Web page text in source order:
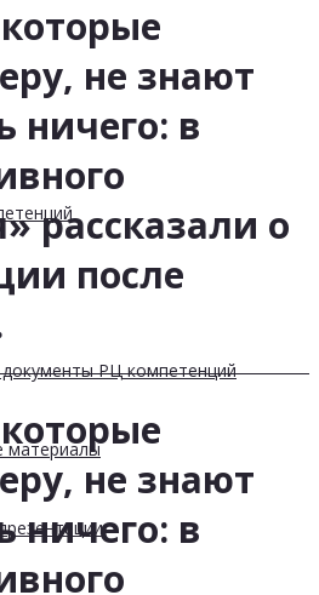
РЦ компетенций
материалы
не знают
ничего: в
рассказали о
после
не знают
ничего: в